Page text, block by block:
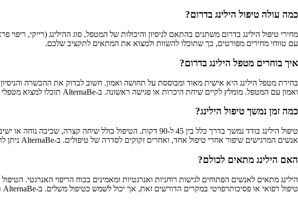
כמה עולה טיפול הילינג בדרום?
עם טווחי מחירים מפורטים, כך שתוכלו להשוות ולמצוא את המתאים לתקציב שלכם.
איך בוחרים מטפל הילינג בדרום?
בחירת מטפל הילינג היא אישית מאוד ומבוססת על תחושה ואמון. חשוב לבדוק את ההכשרה
ואמון עם המטפל. מומלץ לקיים שיחת היכרות או פגישה ראשונה. ב-AlternaBe תוכלו למצוא מטפלי הילינג מוסמכים בדרום עם מידע מלא על התמחויותיהם, המלצות ודירוגים מאומתים.
כמה זמן נמשך טיפול הילינג?
טיפול הילינג בודד נמשך בדרך כלל בין 45 ל-90 דקות. הטיפול
אנשים המרגישים שיפור אחרי טיפול אחד, ואחרים זקוקים לסדרה של טיפולים. ב-AlternaBe ניתן לראות את פרטי הטיפולים ומשך הזמן המדויק אצל כל מטפל.
האם הילינג מתאים לכולם?
הילינג מתאים לאנשים הפתוחים לגישות רוחניות ואנרגטיות ומאמינים בכוח הריפוי האנרגטי.
טיפול רפואי או פסיכותרפויטי במקרים הדורשים זאת, אך יכול לשמש כטיפול משלים. ב-AlternaBe תוכלו ליצור קשר ישיר עם המטפלים לשאלות והתאמה אישית.